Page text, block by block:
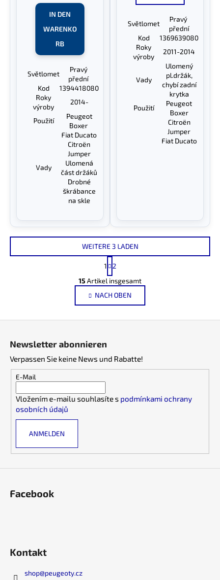
IN DEN
WARENKO
RB
Světlomet
Pravý
přední
Kod
1394418080
Roky
výroby
2014-
Použití
Peugeot
Boxer
Fiat Ducato
Citroën
Jumper
Vady
Ulomená
část držáků
Drobné
škrábance
na skle
Světlomet
Pravý
přední
Kod
1369639080
Roky
výroby
2011-2014
Vady
Ulomený
pl.držák,
chybí zadní
krytka
Použití
Peugeot
Boxer
Citroën
Jumper
Fiat Ducato
S
t
e
u
e
e
m
n
t
i
WEITERE 3 LADEN
P
a
g
i
n
i
g
1
2
15Artikel insgesamt
NACH OBEN
Newsletter abonnieren
Verpassen Sie keine News und Rabatte!
E-Mail
Vložením e-mailu souhlasíte s podmínkami ochrany
osobních údajů
ANMELDEN
Facebook
Kontakt
shop@peugeoty.cz